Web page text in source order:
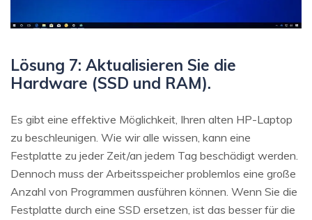
Lösung 7: Aktualisieren Sie die
Hardware (SSD und RAM).
Es gibt eine effektive Möglichkeit, Ihren alten HP-Laptop
zu beschleunigen. Wie wir alle wissen, kann eine
Festplatte zu jeder Zeit/an jedem Tag beschädigt werden.
Dennoch muss der Arbeitsspeicher problemlos eine große
Anzahl von Programmen ausführen können. Wenn Sie die
Festplatte durch eine SSD ersetzen, ist das besser für die